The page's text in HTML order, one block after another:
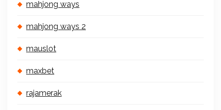
mahjong ways
mahjong ways 2
mauslot
maxbet
rajamerak